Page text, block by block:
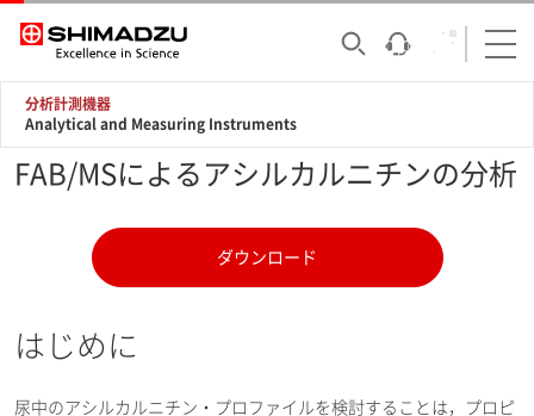
分析計測機器
Analytical and Measuring Instruments
FAB/MSによるアシルカルニチンの分析
ダウンロード
はじめに
尿中のアシルカルニチン・プロファイルを検討することは，プロピ